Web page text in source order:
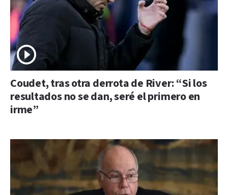
Coudet, tras otra derrota de River: “Si los
resultados no se dan, seré el primero en
irme”